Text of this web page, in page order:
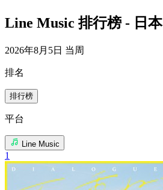
Line Music 排行榜 - 日本
2026年8月5日 当周
排名
排行榜
平台
Line Music
1